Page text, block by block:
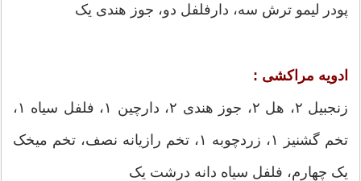
پودر لیمو ترش سه، دارفلفل دو، جوز هندی یک
ادویه مراکشی :
زنجبیل ۲، هل ۲، جوز هندی ۲، دارچین ۱، فلفل سیاه ۱،
تخم گشنیز ۱، زردچوبه ۱، تخم رازیانه نصف، تخم میخک
یک چهارم، فلفل سیاه دانه درشت یک